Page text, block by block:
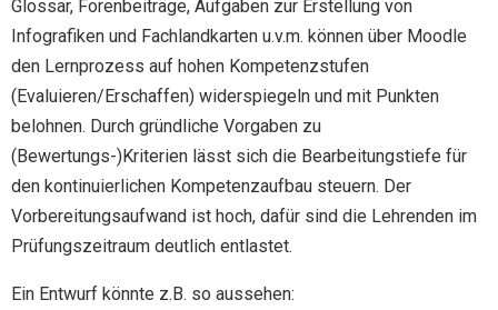
Glossar, Forenbeiträge, Aufgaben zur Erstellung von
Infografiken und Fachlandkarten u.v.m. können über Moodle
den Lernprozess auf hohen Kompetenzstufen
(Evaluieren/Erschaffen) widerspiegeln und mit Punkten
belohnen. Durch gründliche Vorgaben zu
(Bewertungs-)Kriterien lässt sich die Bearbeitungstiefe für
den kontinuierlichen Kompetenzaufbau steuern. Der
Vorbereitungsaufwand ist hoch, dafür sind die Lehrenden im
Prüfungszeitraum deutlich entlastet.
Ein Entwurf könnte z.B. so aussehen: